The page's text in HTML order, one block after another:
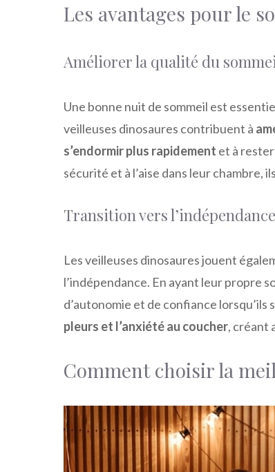
Les avantages pour le
Améliorer la qualité du
Une bonne nuit de sommeil est
veilleuses dinosaures contribuent à
s’endormir plus rapidement et à
sécurité et à l’aise dans leur chambre,
Transition vers l’indépendance
Les veilleuses dinosaures jouent
l’indépendance. En ayant leur propre
d’autonomie et de confiance
pleurs et l’anxiété au coucher, créant
Comment choisir la